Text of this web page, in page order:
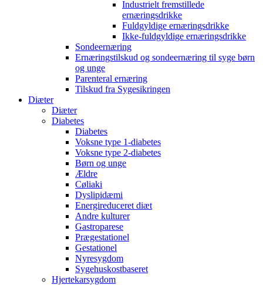
Industrielt fremstillede
ernæringsdrikke
Fuldgyldige ernæringsdrikke
Ikke-fuldgyldige ernæringsdrikke
Sondeernæring
Ernæringstilskud og sondeernæring til syge børn
og unge
Parenteral ernæring
Tilskud fra Sygesikringen
Diæter
Diæter
Diabetes
Diabetes
Voksne type 1-diabetes
Voksne type 2-diabetes
Børn og unge
Ældre
Cøliaki
Dyslipidæmi
Energireduceret diæt
Andre kulturer
Gastroparese
Prægestationel
Gestationel
Nyresygdom
Sygehuskostbaseret
Hjertekarsygdom